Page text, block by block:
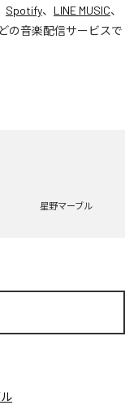
Spotify、 LINE MUSIC、
の音楽配信サービスで
星野マーブル